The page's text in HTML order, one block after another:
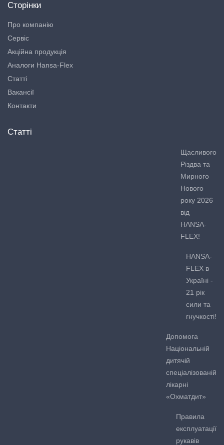
Сторінки
Про компанію
Сервіс
Акційна продукція
Аналоги Hansa-Flex
Статті
Вакансії
Контакти
Статті
Щасливого
Різдва та
Мирного
Нового
року 2026
від
HANSA-
FLEX!
HANSA-
FLEX в
Україні -
21 рік
сили та
гнучкості!
Допомога
Національній
дитячій
спеціалізованій
лікарні
«Охматдит»
Правила
експлуатації
рукавів